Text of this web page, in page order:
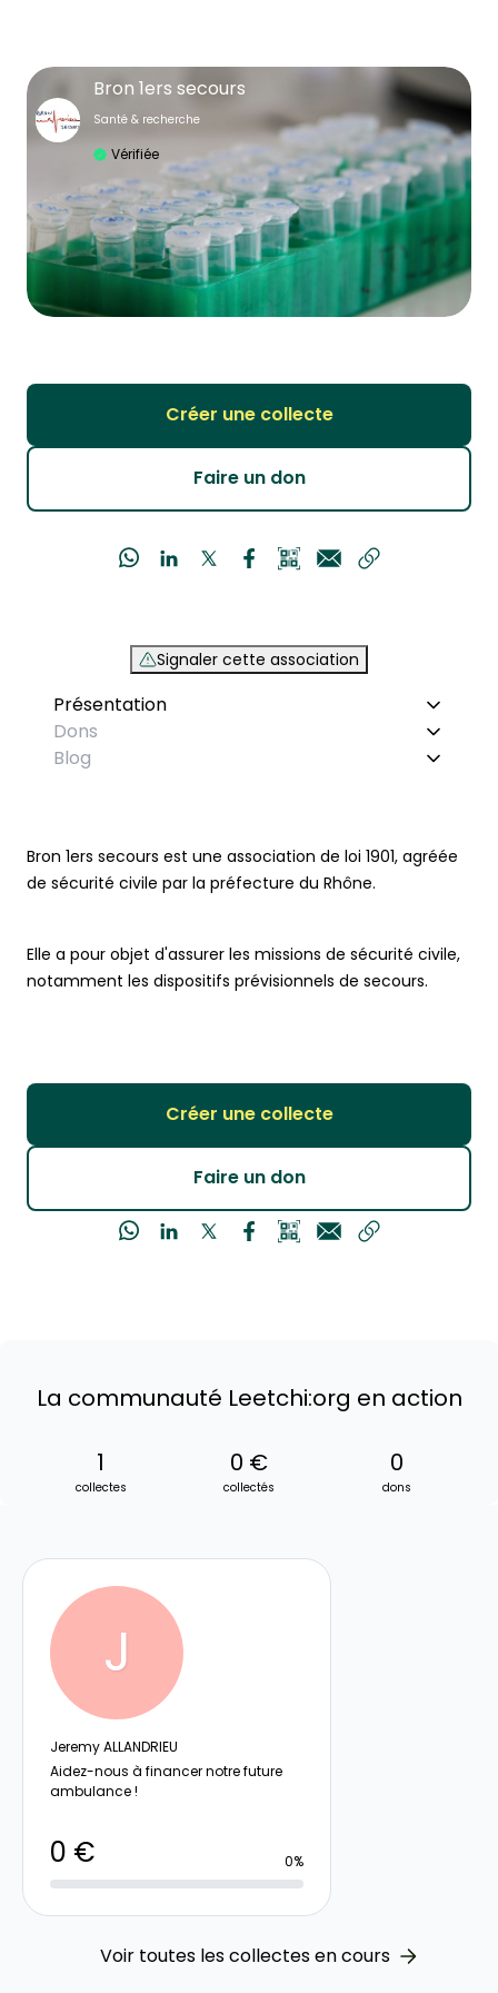
Bron 1ers secours
Santé & recherche
Vérifiée
Créer une collecte
Faire un don
Signaler cette association
Présentation
Dons
Blog
Bron 1ers secours est une association de loi 1901, agréée
de sécurité civile par la préfecture du Rhône.
Elle a pour objet d'assurer les missions de sécurité civile,
notamment les dispositifs prévisionnels de secours.
Créer une collecte
Faire un don
La communauté Leetchi:org en action
1
collectes
0 €
collectés
0
dons
J
Jeremy ALLANDRIEU
Aidez-nous à financer notre future
ambulance !
0 € 0%
Voir toutes les collectes en cours